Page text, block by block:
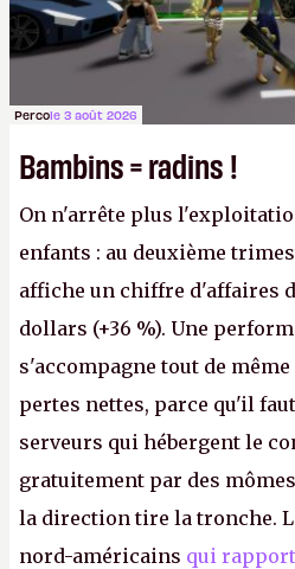
Percole 3 août 2026
Bambins = radins !
On n'arrête plus
enfants : au deuxième
affiche un chiffre d'affaires
dollars (+36 %). Une
s'accompagne tout de
pertes nettes, parce qu'il
serveurs qui hébergent le
gratuitement par des
la direction tire la tronche.
nord-américains qui